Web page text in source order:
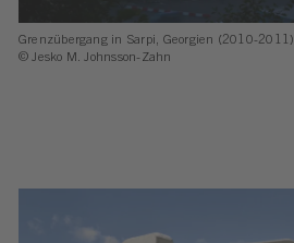
Grenzübergang in Sarpi, Georgien (2010-2011)
© Jesko M. Johnsson-Zahn